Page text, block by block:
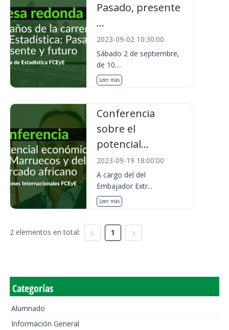
Pasado, presente
...
2023-09-02 10:30:00
Sábado 2 de septiembre,
de 10....
Leer más
Conferencia
sobre el
potencial...
2023-09-19 18:00:00
A cargo del del
Embajador Extr...
Leer más
2 elementos en total: 1
Categorías
Alumnado
Información General